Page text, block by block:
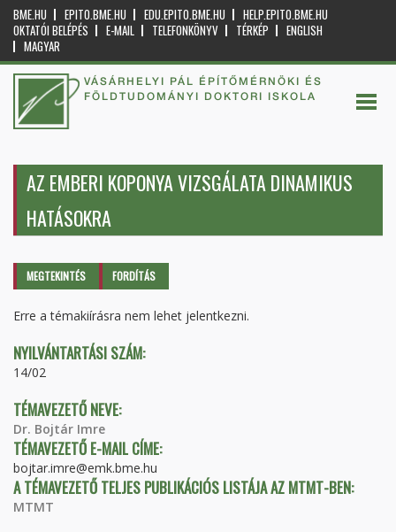
BME.HU EPITO.BME.HU EDU.EPITO.BME.HU
HELP.EPITO.BME.HU
OKTATÓI BELÉPÉS
E-MAIL TELEFONKÖNYV TÉRKÉP
ENGLISH
MAGYAR
VÁSÁRHELYI PÁL ÉPÍTŐMÉRNÖKI ÉS
FÖLDTUDOMÁNYI DOKTORI ISKOLA
AZ EMBERI KOPONYA VIZSGÁLATA DINAMIKUS
HATÁSOKRA
Elsődleges fülek
MEGTEKINTÉS (AKTÍVFORDÍTÁS
Erre a témakiírásra nem lehet jelentkezni.
NYILVÁNTARTÁSI SZÁM:
14/02
TÉMAVEZETŐ NEVE:
Dr. Bojtár Imre
TÉMAVEZETŐ E-MAIL CÍME:
bojtar.imre@emk.bme.hu
A TÉMAVEZETŐ TELJES PUBLIKÁCIÓS LISTÁJA AZ MTMT-BEN:
MTMT